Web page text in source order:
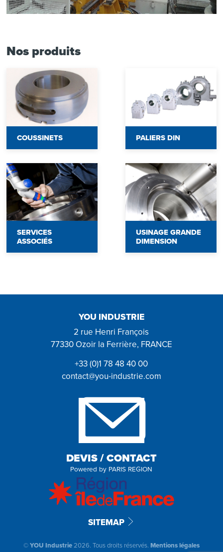
Nos produits
COUSSINETS PALIERS DIN
SERVICES
ASSOCIÉS
USINAGE GRANDE
DIMENSION
YOU INDUSTRIE
2 rue Henri François
77330 Ozoir la Ferrière, FRANCE
+33 (0)1 78 48 40 00
contact@you-industrie.com
DEVIS / CONTACT
Powered by PARIS REGION
SITEMAP
©YOU Industrie2026. Tous droits réservés. Mentions légales